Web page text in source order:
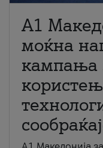
A1
моќна
кампања